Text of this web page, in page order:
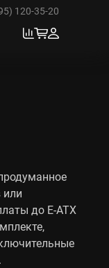
120-35-20
или
до E-ATX